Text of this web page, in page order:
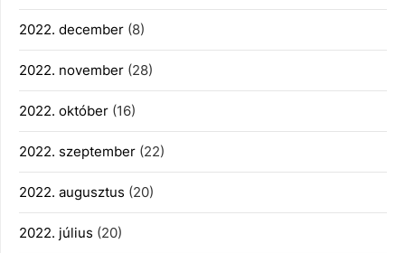
2022. december (8)
2022. november (28)
2022. október (16)
2022. szeptember (22)
2022. augusztus (20)
2022. július (20)